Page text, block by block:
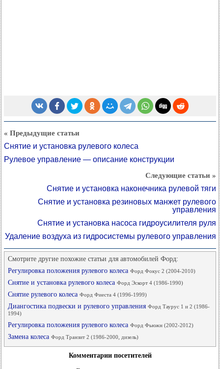
« Предыдущие статьи
Снятие и установка рулевого колеса
Рулевое управление — описание конструкции
Следующие статьи »
Снятие и установка наконечника рулевой тяги
Снятие и установка резиновых манжет рулевого
управления
Снятие и установка насоса гидроусилителя руля
Удаление воздуха из гидросистемы рулевого управления
Смотрите другие похожие статьи для автомобилей Форд:
Регулировка положения рулевого колеса Форд Фокус 2 (2004-2010)
Снятие и установка рулевого колеса Форд Эскорт 4 (1986-1990)
Снятие рулевого колеса Форд Фиеста 4 (1996-1999)
Диангостика подвески и рулевого управления Форд Таурус 1 и 2 (1986-
1994)
Регулировка положения рулевого колеса Форд Фьюжн (2002-2012)
Замена колеса Форд Транзит 2 (1986-2000, дизель)
Комментарии посетителей